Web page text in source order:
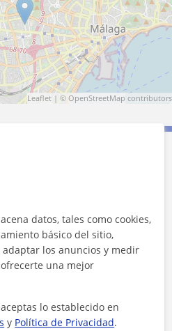
Leaflet | © OpenStreetMap contributors
datos, tales como cookies,
básico del sitio,
los anuncios y medir
una mejor
lo establecido en
y Política de Privacidad.